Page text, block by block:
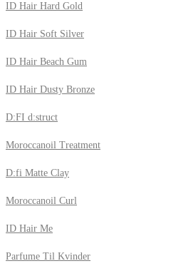
ID Hair Hard Gold
ID Hair Soft Silver
ID Hair Beach Gum
ID Hair Dusty Bronze
D:FI d:struct
Moroccanoil Treatment
D:fi Matte Clay
Moroccanoil Curl
ID Hair Me
Parfume Til Kvinder